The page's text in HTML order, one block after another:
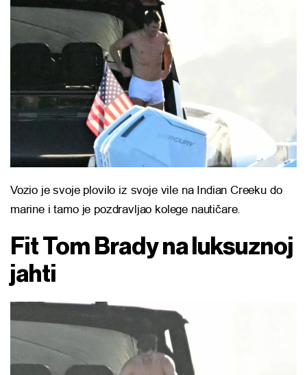
Vozio je svoje plovilo iz svoje vile na Indian Creeku do
marine i tamo je pozdravljao kolege nautičare.
Fit Tom Brady na luksuznoj
jahti